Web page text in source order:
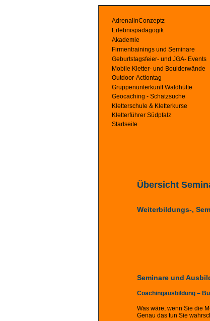
AdrenalinConzeptz
Erlebnispädagogik
Akademie
Firmentrainings und Seminare
Geburtstagsfeier- und JGA- Events
Mobile Kletter- und Boulderwände
Outdoor-Actiontag
Gruppenunterkunft Waldhütte
Geocaching - Schatzsuche
Kletterschule & Kletterkurse
Kletterführer Südpfalz
Startseite
Übersicht
Weiterbildungs-,
Seminare und
Coachingausbildung –
Was wäre, wenn Sie die
Genau das tun Sie